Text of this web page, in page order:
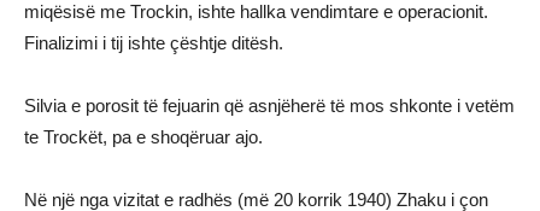
miqësisë me Trockin, ishte hallka vendimtare e operacionit.
Finalizimi i tij ishte çështje ditësh.
Silvia e porosit të fejuarin që asnjëherë të mos shkonte i vetëm
te Trockët, pa e shoqëruar ajo.
Në një nga vizitat e radhës (më 20 korrik 1940) Zhaku i çon